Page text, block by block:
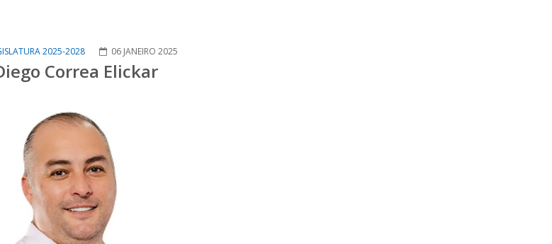
2025-2028 06 JANEIRO 2025
Correa Elickar